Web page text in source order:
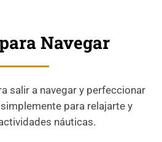
Navegar
salir a navegar y perfeccionar
para relajarte y
náuticas.